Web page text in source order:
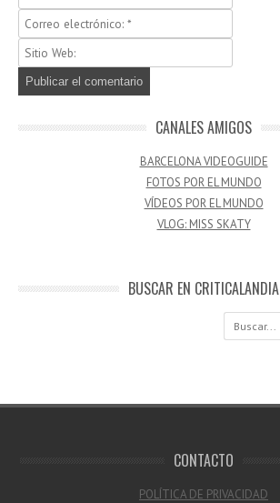
CANALES AMIGOS
BARCELONA VIDEOGUIDE
FOTOS POR EL MUNDO
VÍDEOS POR EL MUNDO
VLOG: MISS SKATY
BUSCAR EN CRITICALANDIA
Buscar
CONTACTO
POLÍTICA DE PRIVACIDAD